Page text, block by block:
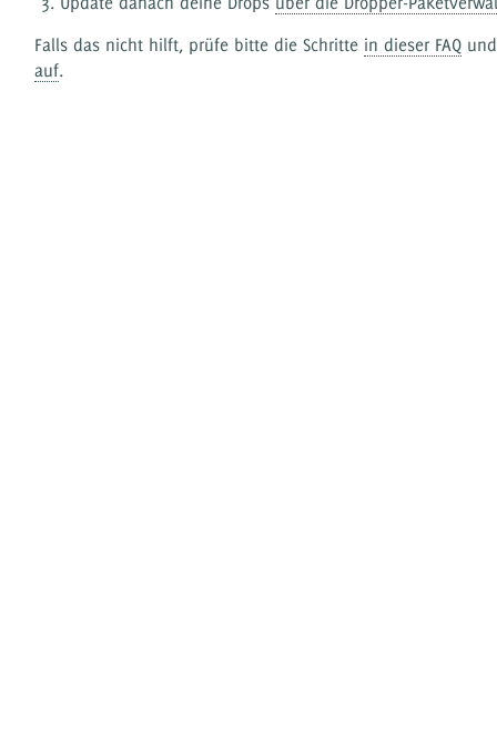
Falls das nicht hilft, prüfe bitte die Schritte in dieser FAQ
auf.